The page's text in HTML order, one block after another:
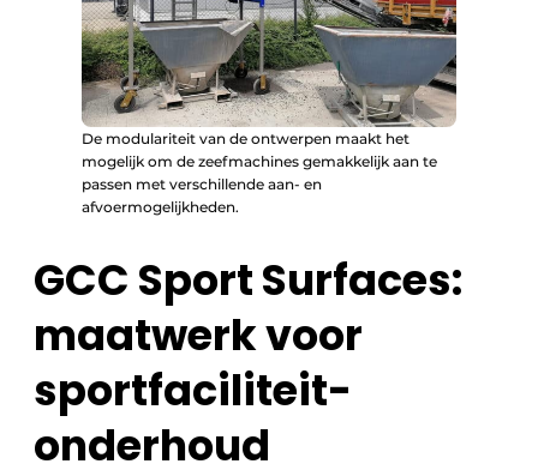
De modulariteit van de ontwerpen maakt het
mogelijk om de zeefmachines gemakkelijk aan te
passen met verschillende aan- en
afvoermogelijkheden.
GCC Sport Surfaces:
maatwerk voor
sportfaciliteit-
onderhoud